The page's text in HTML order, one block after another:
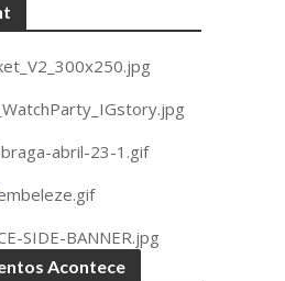
Acontece